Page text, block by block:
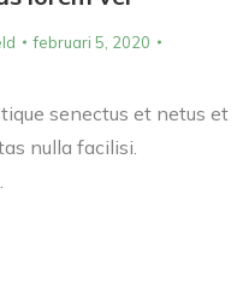
februari 5, 2020
senectus et netus et
nulla facilisi.